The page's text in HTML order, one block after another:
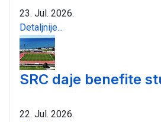
23. Jul. 2026.
Detaljnije...
SRC daje benefite
22. Jul. 2026.